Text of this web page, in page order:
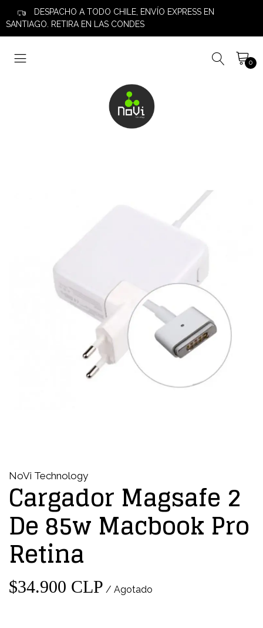
DESPACHO A TODO CHILE, ENVÍO EXPRESS EN
SANTIAGO. RETIRA EN LAS CONDES
0
NoVi Technology
Cargador Magsafe 2
De 85w Macbook Pro
Retina
$34.900 CLP / Agotado